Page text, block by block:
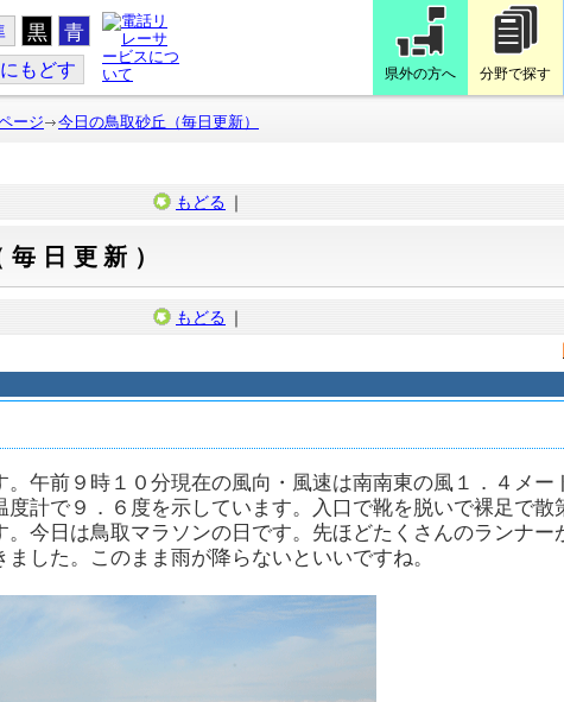
黒 青
にもどす 県外の方へ 分野で探す
ージ 今日の鳥取砂丘（毎日更新）
もどる ｜
日更新）
もどる ｜
午前９時１０分現在の風向・風速は南南東の風１．４メー
度計で９．６度を示しています。入口で靴を脱いで裸足で散
今日は鳥取マラソンの日です。先ほどたくさんのランナー
した。このまま雨が降らないといいですね。